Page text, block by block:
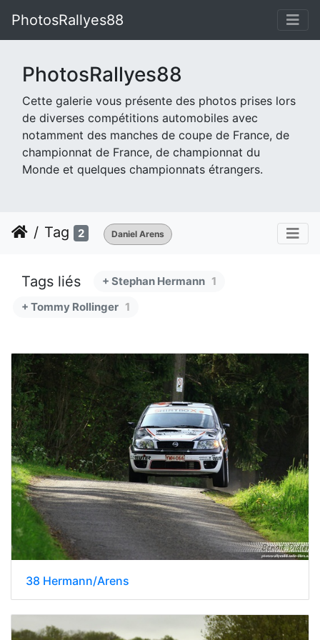
PhotosRallyes88
PhotosRallyes88
Cette galerie vous présente des photos prises lors
de diverses compétitions automobiles avec
notamment des manches de coupe de France, de
championnat de France, de championnat du
Monde et quelques championnats étrangers.
Tag 2 Daniel Arens
Tags liés + Stephan Hermann 1
+ Tommy Rollinger 1
38 Hermann/Arens